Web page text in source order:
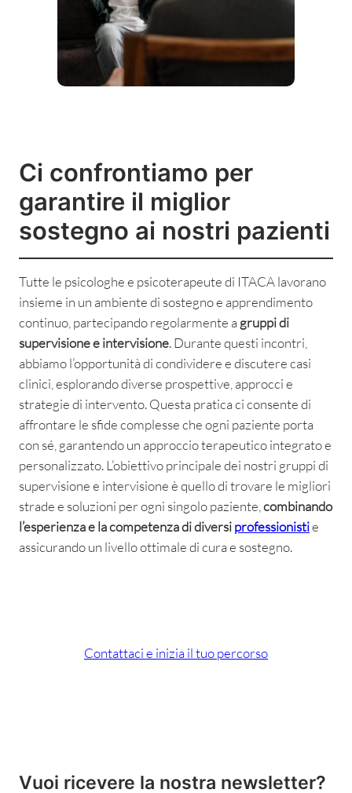
Ci confrontiamo per
garantire il miglior
sostegno ai nostri pazienti
Tutte le psicologhe e psicoterapeute di ITACA lavorano
insieme in un ambiente di sostegno e apprendimento
continuo, partecipando regolarmente a gruppi di
supervisione e intervisione. Durante questi incontri,
abbiamo l’opportunità di condividere e discutere casi
clinici, esplorando diverse prospettive, approcci e
strategie di intervento. Questa pratica ci consente di
affrontare le sfide complesse che ogni paziente porta
con sé, garantendo un approccio terapeutico integrato e
personalizzato. L’obiettivo principale dei nostri gruppi di
supervisione e intervisione è quello di trovare le migliori
strade e soluzioni per ogni singolo paziente, combinando
l’esperienza e la competenza di diversiprofessionistie
assicurando un livello ottimale di cura e sostegno.
Contattaci e inizia il tuo percorso
Vuoi ricevere la nostra newsletter?